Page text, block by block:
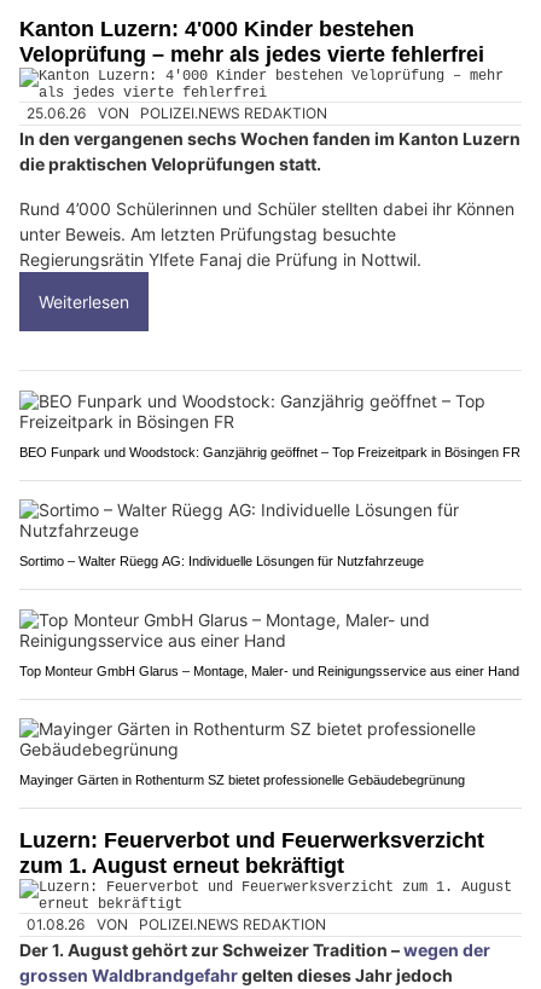
Kanton Luzern: 4'000 Kinder bestehen
Veloprüfung – mehr als jedes vierte fehlerfrei
25.06.26 VON POLIZEI.NEWS REDAKTION
In den vergangenen sechs Wochen fanden im Kanton Luzern
die praktischen Veloprüfungen statt.
Rund 4’000 Schülerinnen und Schüler stellten dabei ihr Können
unter Beweis. Am letzten Prüfungstag besuchte
Regierungsrätin Ylfete Fanaj die Prüfung in Nottwil.
Weiterlesen
BEO Funpark und Woodstock: Ganzjährig geöffnet – Top Freizeitpark in Bösingen FR
Sortimo – Walter Rüegg AG: Individuelle Lösungen für Nutzfahrzeuge
Top Monteur GmbH Glarus – Montage, Maler- und Reinigungsservice aus einer Hand
Mayinger Gärten in Rothenturm SZ bietet professionelle Gebäudebegrünung
Luzern: Feuerverbot und Feuerwerksverzicht
zum 1. August erneut bekräftigt
01.08.26 VON POLIZEI.NEWS REDAKTION
Der 1. August gehört zur Schweizer Tradition –wegen der
grossen Waldbrandgefahrgelten dieses Jahr jedoch